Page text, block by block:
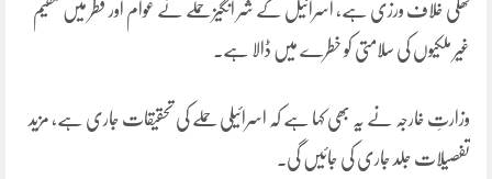
کھلی خلاف ورزی ہے، اسرائیل کے شر انگیز حملے نے عوام اور قطر میں مقیم
غیر ملکیوں کی سلامتی کو خطرے میں ڈالا ہے۔
وزارتِ خارجہ نے یہ بھی کہا ہے کہ اسرائیلی حملے کی تحقیقات جاری ہے، مزید
تفصیلات جلد جاری کی جائیں گی۔